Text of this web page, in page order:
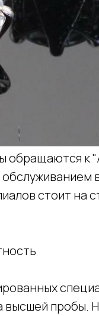
обращаются к
стоит на
высшей пробы.